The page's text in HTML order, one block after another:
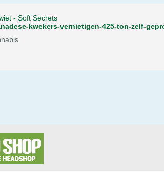
- Soft Secrets
kwekers-vernietigen-425-ton-zelf-